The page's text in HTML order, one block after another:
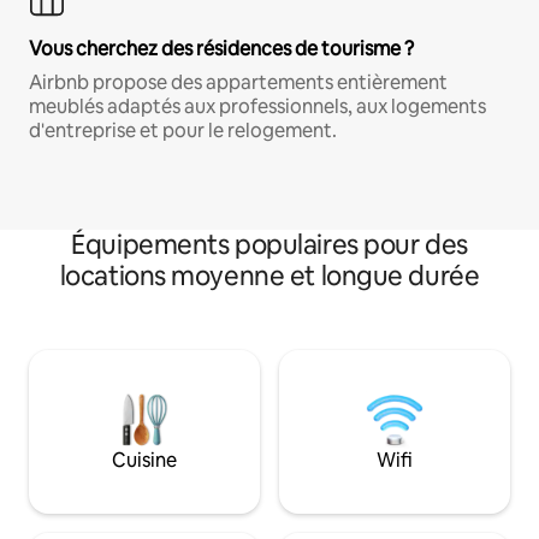
Vous cherchez des résidences de tourisme ?
Airbnb propose des appartements entièrement
meublés adaptés aux professionnels, aux logements
d'entreprise et pour le relogement.
Équipements populaires pour des
locations moyenne et longue durée
Cuisine Wifi